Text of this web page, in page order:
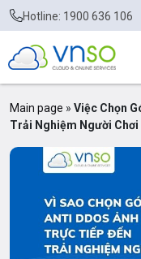
Hotline: 1900 636 106
Main page » Việc Chọn
Trải Nghiệm Người Chơi